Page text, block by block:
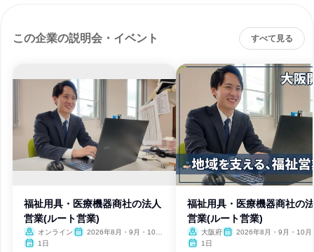
この企業の説明会・イベント すべて見る
福祉用具・医療機器商社の法人
営業(ルート営業)
オンライン
2026年8月・9月・10
1日
福祉用具・医療機器商社の
営業(ルート営業)
大阪府
2026年8月・9月・10月
1日